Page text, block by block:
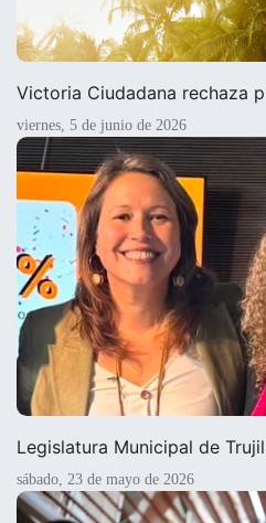
Victoria Ciudadana rechaza
viernes, 5 de junio de 2026
Legislatura Municipal de
sábado, 23 de mayo de 2026